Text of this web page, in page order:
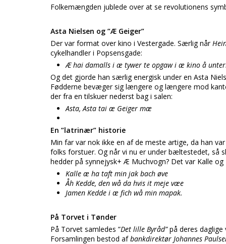
Folkemængden jublede over at se revolutionens
Asta Nielsen og ”Æ Geiger”
Der var format over kino i Vestergade. Særlig når
cykelhandler i Popsensgade:
Æ hai damalls i æ tywer te opgaw i æ kino å
Og det gjorde han særlig energisk under en Asta
Fødderne bevæger sig længere og længere mod
der fra en tilskuer nederst bag i salen:
Asta, Asta tai æ Geiger mæ
En ”latrinær” historie
Min far var nok ikke en af de meste artige, da han
folks forstuer. Og når vi nu er under bæltestedet, så
hedder på synnejysk+ Æ Muchvogn? Det var Kalle
Kalle æ ha taft min jak bach øve
Åh Kedde, den wå da hvis it meje væe
Jamen Kedde i æ fich wå min mapak.
På Torvet i Tønder
På Torvet samledes ”Det lille Byråd”på deres
Forsamlingen bestod afbankdirektør Johannes